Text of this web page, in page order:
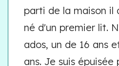
parti de la maison il
né d'un premier lit.
ados, un de 16 ans
ans. Je suis épuisée